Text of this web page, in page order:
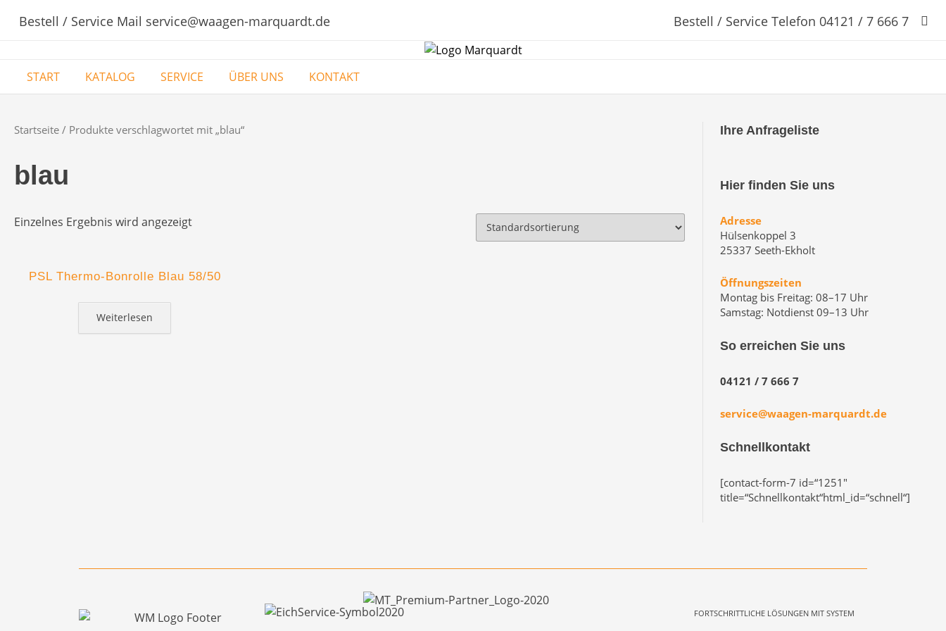
Bestell / Service Mail service@waagen-marquardt.de Bestell / Service Telefon 04121 / 7 666 7
START KATALOG SERVICE ÜBER UNS KONTAKT
Startseite / Produkte verschlagwortet mit „blau“
blau
Einzelnes Ergebnis wird angezeigt
PSL Thermo-Bonrolle Blau 58/50
Weiterlesen
Ihre Anfrageliste
Hier finden Sie uns
Adresse
Hülsenkoppel 3
25337 Seeth-Ekholt
Öffnungszeiten
Montag bis Freitag: 08–17 Uhr
Samstag: Notdienst 09–13 Uhr
So erreichen Sie uns
04121 / 7 666 7
service@waagen-marquardt.de
Schnellkontakt
[contact-form-7 id=“1251″
title=“Schnellkontakt“html_id=“schnell“]
FORTSCHRITTLICHE LÖSUNGEN MIT SYSTEM